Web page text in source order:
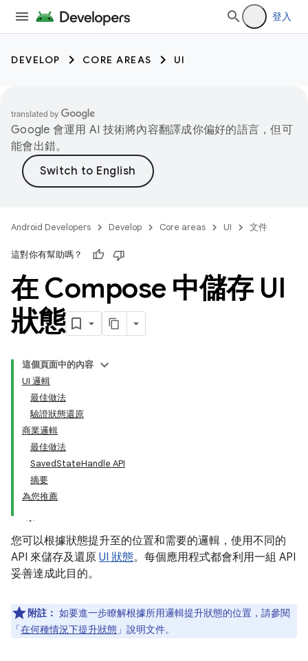
登入
DEVELOP CORE AREAS UI
Google 會運用 AI 技術將內容翻譯成你偏好的語言，但可
能會出錯。
Android Developers Develop Core areas UI 文件
這對你有幫助嗎？
在 Compose 中儲存 UI
狀態
這個頁面中的內容
UI 邏輯
最佳做法
驗證狀態還原
商業邏輯
最佳做法
SavedStateHandle API
摘要
為您推薦
您可以根據狀態提升至的位置和需要的邏輯，使用不同的
API 來儲存及還原 UI 狀態。每個應用程式都會利用一組 API
妥善達成此目的。
附註： 如要進一步瞭解根據所用邏輯提升狀態的位置，請參閱
「在何種情況下提升狀態 」說明文件。